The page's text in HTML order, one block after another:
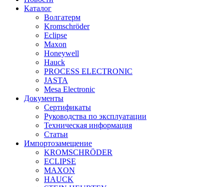
Каталог
Волгатерм
Kromschröder
Eclipse
Maxon
Honeywell
Hauck
PROCESS ELECTRONIC
JASTA
Mesa Electronic
Документы
Сертификаты
Руководства по эксплуатации
Техническая информация
Статьи
Импортозамещение
KROMSCHRÖDER
ECLIPSE
MAXON
HAUCK